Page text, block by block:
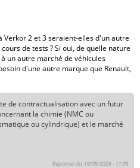
2 et 3 seraient-elles d'un autre
de tests ? Si oui, de quelle nature
un autre marché de véhicules
d'une autre marque que Renault,
de contractualisation avec un futur
la chimie (NMC ou
ou cylindrique) et le marché
Réponse du 19/05/2025 - 11:05